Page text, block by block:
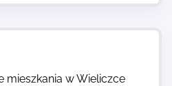
mieszkania w Wieliczce